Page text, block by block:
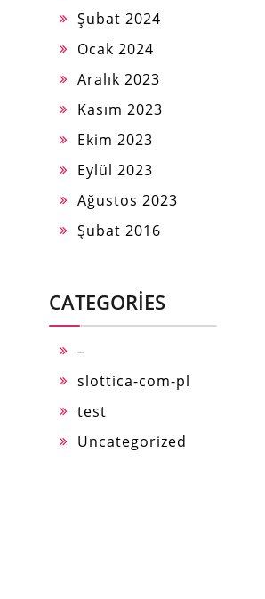
Şubat 2024
Ocak 2024
Aralık 2023
Kasım 2023
Ekim 2023
Eylül 2023
Ağustos 2023
Şubat 2016
CATEGORIES
–
slottica-com-pl
test
Uncategorized